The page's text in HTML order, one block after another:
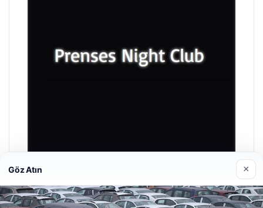
Prenses Night Club
Nisan 29, 2026
Göz Atın ×